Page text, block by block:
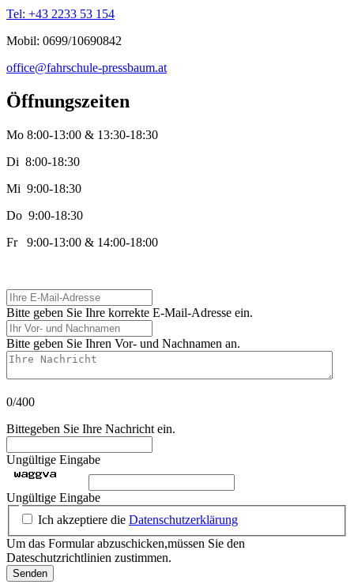
Tel: +43 2233 53 154
Mobil: 0699/10690842
office@fahrschule-pressbaum.at
Öffnungszeiten
Mo 8:00-13:00 & 13:30-18:30
Di 8:00-18:30
Mi 9:00-18:30
Do 9:00-18:30
Fr 9:00-13:00 & 14:00-18:00
Ihre E-Mail-Adresse
Bitte geben Sie Ihre korrekte E-Mail-Adresse ein.
Ihr Vor- und Nachnamen
Bitte geben Sie Ihren Vor- und Nachnamen an.
Ihre Nachricht
0/400
Bittegeben Sie Ihre Nachricht ein.
Ungültige Eingabe
Ungültige Eingabe
Ich akzeptiere die Datenschutzerklärung
Um das Formular abzuschicken,müssen Sie den
Dateschutzrichtlinien zustimmen.
Senden